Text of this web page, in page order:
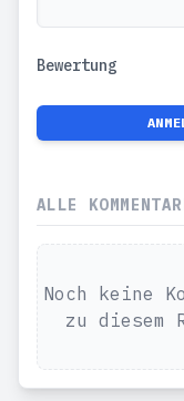
Bewertung
ALLE
Noch keine
zu diesem